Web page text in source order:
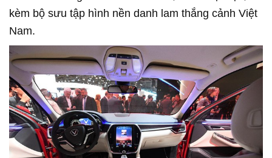
kèm bộ sưu tập hình nền danh lam thắng cảnh Việt
Nam.